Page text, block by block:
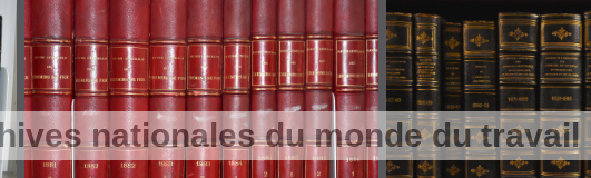
nationales du monde du travail